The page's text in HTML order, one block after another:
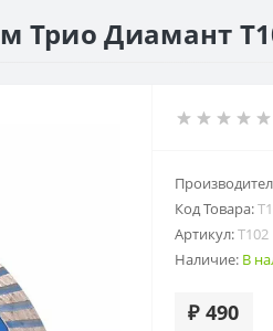
Трио Диамант
Код Товара:
Артикул:T102
Наличие: В
₽ 490